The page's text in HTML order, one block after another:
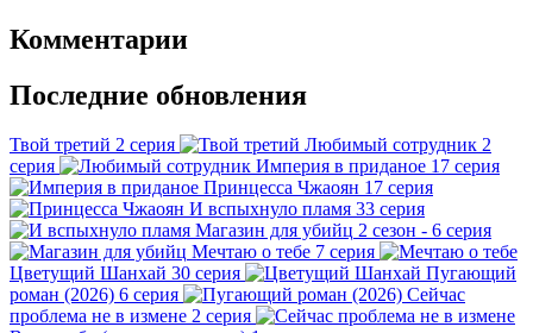
Комментарии
Последние обновления
Твой третий 2 серия Любимый сотрудник 2
серия
Империя в приданое 17 серия
Принцесса Чжаоян 17 серия
И вспыхнуло пламя 33 серия
Магазин для убийц 2 сезон - 6 серия
Мечтаю о тебе 7 серия
Цветущий Шанхай 30 серия
Пугающий
роман (2026) 6 серия
Сейчас
проблема не в измене 2 серия